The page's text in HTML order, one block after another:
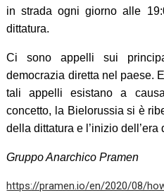
in strada ogni giorno alle
dittatura.
Ci sono appelli sui
democrazia diretta nel paese.
tali appelli esistano a
concetto, la Bielorussia si è
della dittatura e l’inizio
Gruppo Anarchico Pramen
https://pramen.io/en/2020/08/